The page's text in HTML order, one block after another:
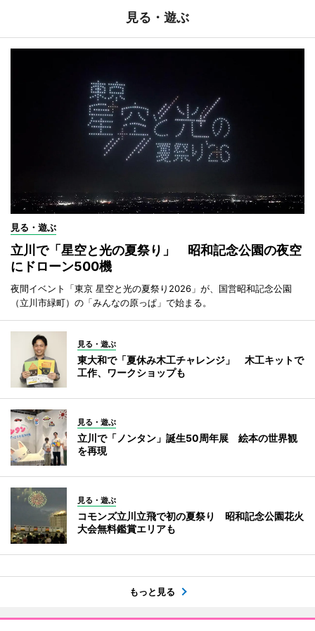
見る・遊ぶ
見る・遊ぶ
立川で「星空と光の夏祭り」 昭和記念公園の夜空
にドローン500機
夜間イベント「東京 星空と光の夏祭り2026」が、国営昭和記念公園
（立川市緑町）の「みんなの原っぱ」で始まる。
見る・遊ぶ
東大和で「夏休み木工チャレンジ」 木工キットで
工作、ワークショップも
見る・遊ぶ
立川で「ノンタン」誕生50周年展 絵本の世界観
を再現
見る・遊ぶ
コモンズ立川立飛で初の夏祭り 昭和記念公園花火
大会無料鑑賞エリアも
もっと見る